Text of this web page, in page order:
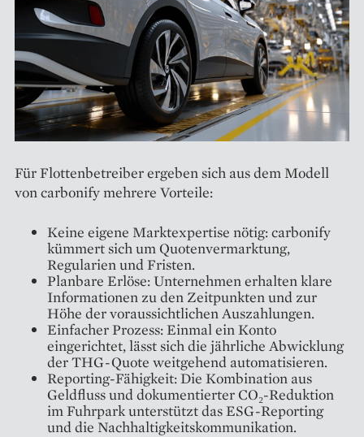
Für Flottenbetreiber ergeben sich aus dem Modell
von carbonify mehrere Vorteile:
Keine eigene Marktexpertise nötig: carbonify
kümmert sich um Quotenvermarktung,
Regularien und Fristen.
Planbare Erlöse: Unternehmen erhalten klare
Informationen zu den Zeitpunkten und zur
Höhe der voraussichtlichen Auszahlungen.
Einfacher Prozess: Einmal ein Konto
eingerichtet, lässt sich die jährliche Abwicklung
der THG-Quote weitgehend automatisieren.
Reporting-Fähigkeit: Die Kombination aus
Geldfluss und dokumentierter CO₂-Reduktion
im Fuhrpark unterstützt das ESG-Reporting
und die Nachhaltigkeitskommunikation.